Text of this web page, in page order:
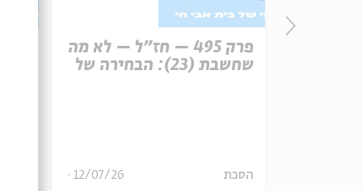
פרק 495 – חז"ל – לא מה
שחשבת (23): הבחירה של
הסכת 12/07/26